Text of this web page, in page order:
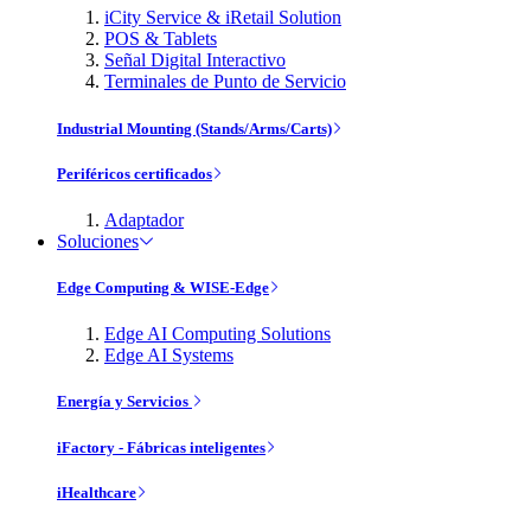
iCity Service & iRetail Solution
POS & Tablets
Señal Digital Interactivo
Terminales de Punto de Servicio
Industrial Mounting (Stands/Arms/Carts)
Periféricos certificados
Adaptador
Soluciones
Edge Computing & WISE-Edge
Edge AI Computing Solutions
Edge AI Systems
Energía y Servicios
iFactory - Fábricas inteligentes
iHealthcare